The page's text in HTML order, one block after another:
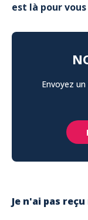
est là pour
Envoyez
Je n'ai pas